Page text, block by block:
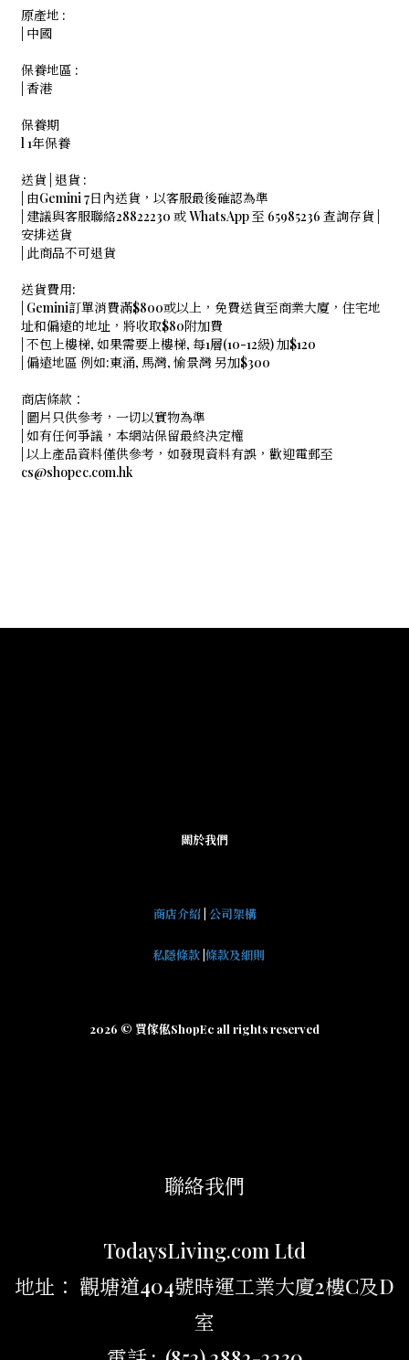
原產地 :
| 中國
保養地區 :
| 香港
保養期
l 1年保養
送貨 | 退貨 :
| 由Gemini 7日內送貨，以客服最後確認為準
| 建議與客服聯絡28822230 或 WhatsApp 至 65985236 查詢存貨 |
安排送貨
| 此商品不可退貨
送貨費用:
| Gemini訂單消費滿$800或以上，免費送貨至商業大廈，住宅地
址和偏遠的地址，將收取$80附加費
| 不包上樓梯, 如果需要上樓梯, 每1層(10-12級) 加$120
| 偏遠地區 例如:東涌, 馬灣, 愉景灣 另加$300
商店條款：
| 圖片只供參考，一切以實物為準
| 如有任何爭議，本網站保留最終決定權
| 以上產品資料僅供參考，如發現資料有誤，歡迎電郵至
cs@shopec.com.hk
關於我們
商店介紹| 公司架構
私隱條款 條款及細則
2026 © 買傢俬ShopEc all rights reserved
聯絡我們
TodaysLiving.com Ltd
地址： 觀塘道404號時運工業大廈2樓C及D
室